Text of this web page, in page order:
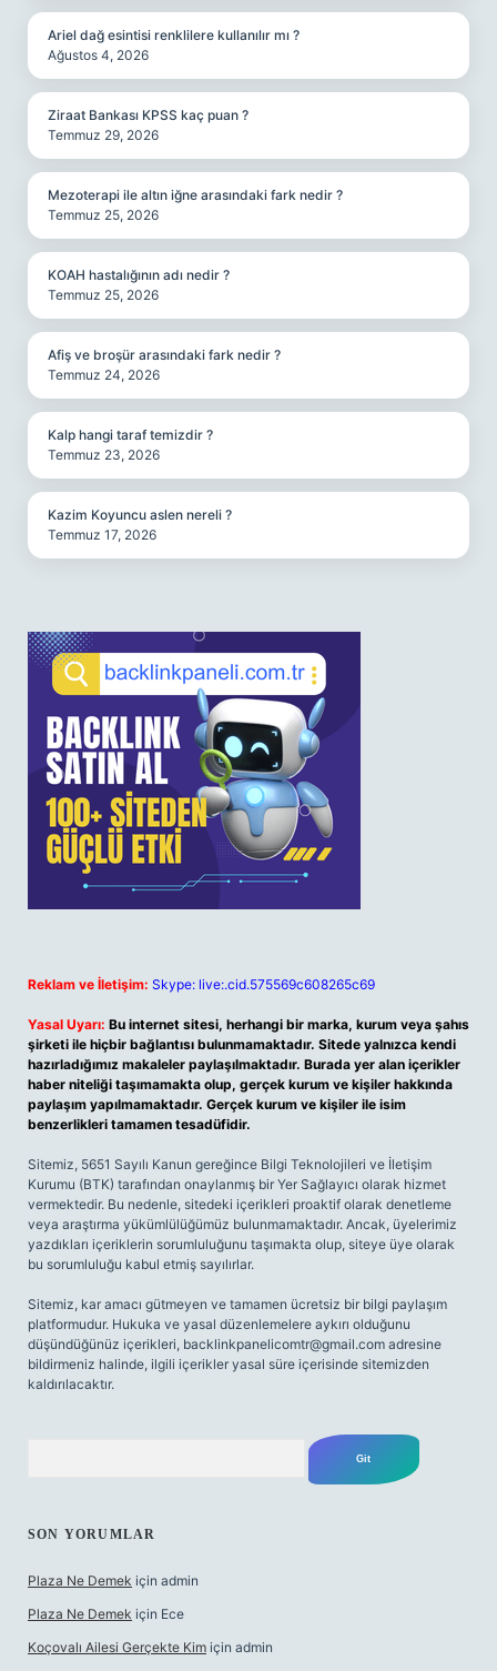
Ariel dağ esintisi renklilere kullanılır mı ?
Ağustos 4, 2026
Ziraat Bankası KPSS kaç puan ?
Temmuz 29, 2026
Mezoterapi ile altın iğne arasındaki fark nedir ?
Temmuz 25, 2026
KOAH hastalığının adı nedir ?
Temmuz 25, 2026
Afiş ve broşür arasındaki fark nedir ?
Temmuz 24, 2026
Kalp hangi taraf temizdir ?
Temmuz 23, 2026
Kazim Koyuncu aslen nereli ?
Temmuz 17, 2026
Reklam ve İletişim: Skype: live:.cid.575569c608265c69
Yasal Uyarı: Bu internet sitesi, herhangi bir marka, kurum veya şahıs
şirketi ile hiçbir bağlantısı bulunmamaktadır. Sitede yalnızca kendi
hazırladığımız makaleler paylaşılmaktadır. Burada yer alan içerikler
haber niteliği taşımamakta olup, gerçek kurum ve kişiler hakkında
paylaşım yapılmamaktadır. Gerçek kurum ve kişiler ile isim
benzerlikleri tamamen tesadüfidir.
Sitemiz, 5651 Sayılı Kanun gereğince Bilgi Teknolojileri ve İletişim
Kurumu (BTK) tarafından onaylanmış bir Yer Sağlayıcı olarak hizmet
vermektedir. Bu nedenle, sitedeki içerikleri proaktif olarak denetleme
veya araştırma yükümlülüğümüz bulunmamaktadır. Ancak, üyelerimiz
yazdıkları içeriklerin sorumluluğunu taşımakta olup, siteye üye olarak
bu sorumluluğu kabul etmiş sayılırlar.
Sitemiz, kar amacı gütmeyen ve tamamen ücretsiz bir bilgi paylaşım
platformudur. Hukuka ve yasal düzenlemelere aykırı olduğunu
düşündüğünüz içerikleri, backlinkpanelicomtr@gmail.com adresine
bildirmeniz halinde, ilgili içerikler yasal süre içerisinde sitemizden
kaldırılacaktır.
SON YORUMLAR
Plaza Ne Demek için admin
Plaza Ne Demek için Ece
Koçovalı Ailesi Gerçekte Kim için admin